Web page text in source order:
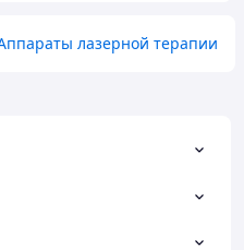
лазерной терапии